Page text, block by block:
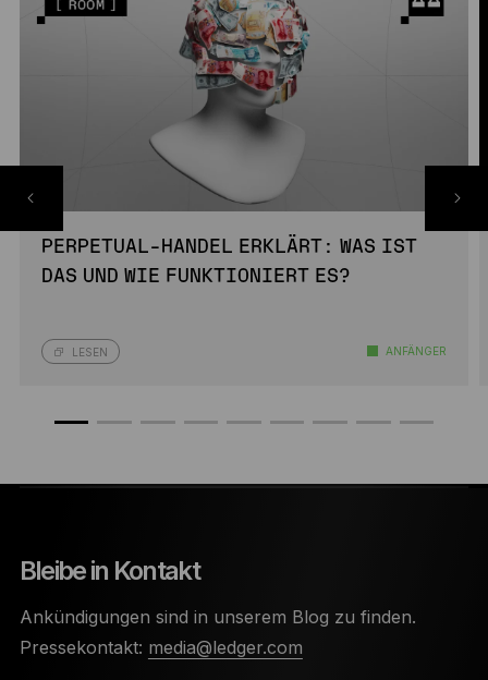
PERPETUAL-HANDEL ERKLÄRT: WAS IST
DAS UND WIE FUNKTIONIERT ES?
LESEN ANFÄNGER
Bleibe in Kontakt
Ankündigungen sind in unserem Blog zu finden.
Pressekontakt: media@ledger.com